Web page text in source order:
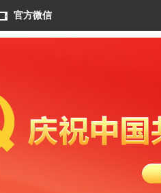
官方微信